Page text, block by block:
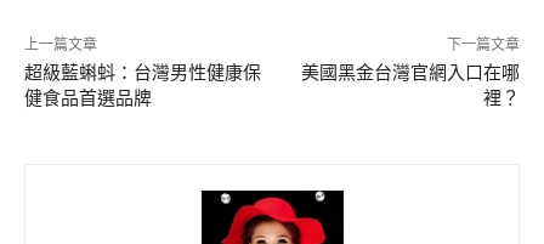
上一篇文章
超級藍蝌蚪：台灣男性健康保
健食品首選品牌
下一篇文章
美國黑金台灣官網入口在哪
裡？